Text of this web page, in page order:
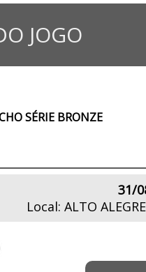
JOGO
SÉRIE BRONZE
31/
Local: ALTO